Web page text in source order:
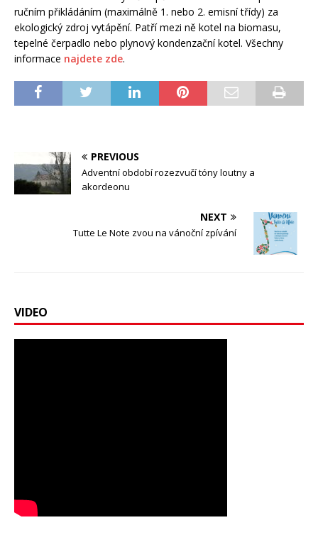
ručním přikládáním (maximálně 1. nebo 2. emisní třídy) za
ekologický zdroj vytápění. Patří mezi ně kotel na biomasu,
tepelné čerpadlo nebo plynový kondenzační kotel. Všechny
informace najdete zde.
PREVIOUS
Adventní období rozezvučí tóny loutny a
akordeonu
NEXT
Tutte Le Note zvou na vánoční zpívání
VIDEO